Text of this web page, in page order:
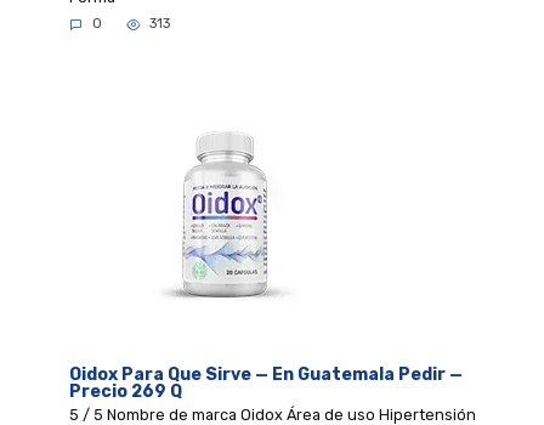
0 313
Oidox Para Que Sirve — En Guatemala Pedir —
Precio 269 Q
5 / 5 Nombre de marca Oidox Área de uso Hipertensión